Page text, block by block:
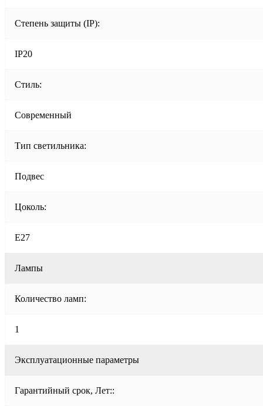
Степень защиты (IP):
IP20
Стиль:
Современный
Тип светильника:
Подвес
Цоколь:
E27
Лампы
Количество ламп:
1
Эксплуатационные параметры
Гарантийный срок, Лет::